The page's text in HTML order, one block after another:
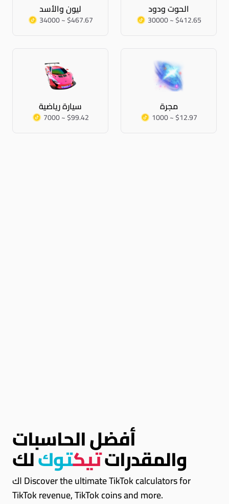
ليون والأسد
34000 ~ $467.67
الحوت ودود
30000 ~ $412.65
سيارة رياضية
7000 ~ $99.42
مجرة
1000 ~ $12.97
أفضل الحاسبات
والمقدراتتيكتوكلك
اك Discover the ultimate TikTok calculators for
TikTok revenue, TikTok coins and more.